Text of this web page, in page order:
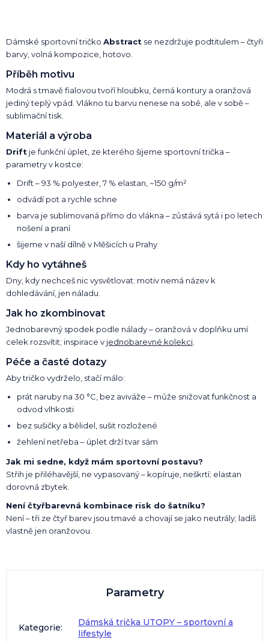
Dámské sportovní tričko Abstract se nezdržuje podtitulem – čtyři
barvy, volná kompozice, hotovo.
Příběh motivu
Modrá s tmavě fialovou tvoří hloubku, černá kontury a oranžová
jediný teplý vpád. Vlákno tu barvu nenese na sobě, ale v sobě –
sublimační tisk.
Materiál a výroba
Drift je funkční úplet, ze kterého šijeme sportovní trička –
parametry v kostce:
Drift – 93 % polyester, 7 % elastan, ~150 g/m²
odvádí pot a rychle schne
barva je sublimovaná přímo do vlákna – zůstává sytá i po letech
nošení a praní
šijeme v naší dílně v Měšicích u Prahy
Kdy ho vytáhneš
Dny, kdy nechceš nic vysvětlovat: motiv nemá název k
dohledávání, jen náladu.
Jak ho zkombinovat
Jednobarevný spodek podle nálady – oranžová v doplňku umí
celek rozsvítit; inspirace v jednobarevné kolekci
Péče a časté dotazy
Aby tričko vydrželo, stačí málo:
prát naruby na 30 °C, bez aviváže – může snižovat funkčnost a
odvod vlhkosti
bez sušičky a bělidel, sušit rozložené
žehlení netřeba – úplet drží tvar sám
Jak mi sedne, když mám sportovní postavu?
Střih je přiléhavější, ne vypasovaný – kopíruje, neškrtí; elastan
dorovná zbytek.
Není čtyřbarevná kombinace risk do šatníku?
Není – tři ze čtyř barev jsou tmavé a chovají se jako neutrály; ladíš
vlastně jen oranžovou.
Parametry
Kategorie:
Dámská trička UTOPY – sportovní a
lifestyle